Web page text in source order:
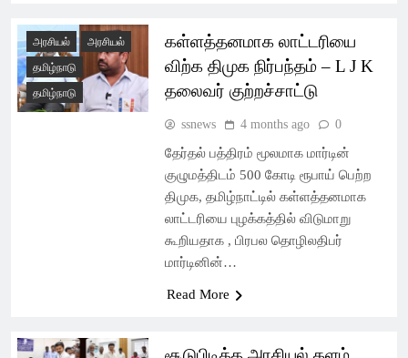
அரசியல்
அரசியல்
தமிழ்நாடு
தமிழ்நாடு
கள்ளத்தனமாக லாட்டரியை
விற்க திமுக நிர்பந்தம் – L J K
தலைவர் குற்றச்சாட்டு
ssnews 4 months ago 0
தேர்தல் பத்திரம் மூலமாக மார்டின்
குழுமத்திடம் 500 கோடி ரூபாய் பெற்ற
திமுக, தமிழ்நாட்டில் கள்ளத்தனமாக
லாட்டரியை புழக்கத்தில் விடுமாறு
கூறியதாக , பிரபல தொழிலதிபர்
மார்டினின்…
Read More